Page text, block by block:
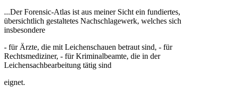
...Der Forensic-Atlas ist aus meiner Sicht ein fundiertes,
übersichtlich gestaltetes Nachschlagewerk, welches sich
insbesondere
- für Ärzte, die mit Leichenschauen betraut sind, - für
Rechtsmediziner, - für Kriminalbeamte, die in der
Leichensachbearbeitung tätig sind
eignet.